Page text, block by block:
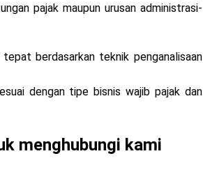
pajak maupun urusan administrasi-
berdasarkan teknik penganalisaan
dengan tipe bisnis wajib pajak dan
menghubungi kami